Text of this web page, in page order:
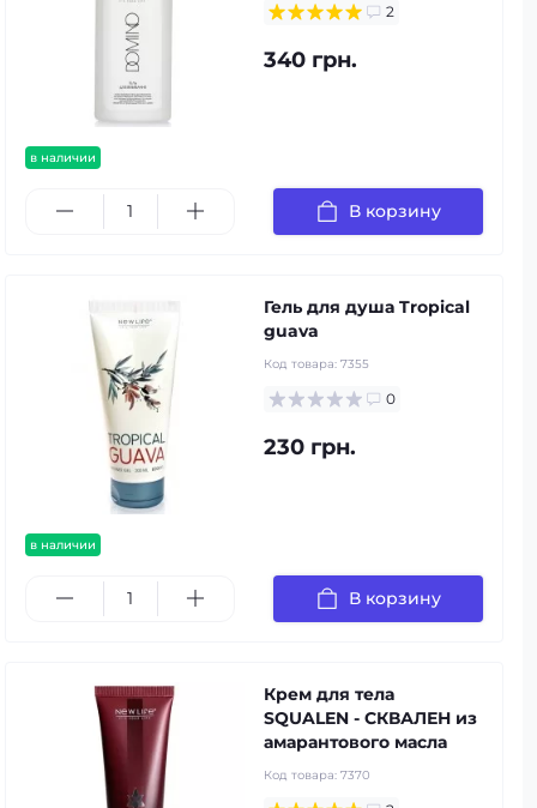
в наличии
2
340 грн.
В корзину
в наличии
Гель для душа Tropical
guava
Код товара: 7355
0
230 грн.
В корзину
Крем для тела
SQUALEN - СКВАЛЕН из
амарантового масла
Код товара: 7370